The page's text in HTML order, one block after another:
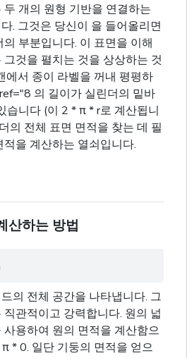
개의 원형 기반을 연결하는
. 그것은 당신이 을 들어올리면
부분입니다. 이 표면을 이해
것을 펼치는 것을 상상하는 것
에서 종이 라벨을 꺼내 평평하
의 길이가 실린더의 밑바
습니다 (이 2 * π * r로 계산됩니
의 전체 표면 면적을 찾는 데 필
을 계산하는 열쇠입니다.
산하는 방법
의 전체 공간을 나타냅니다. 그
관적이고 강력합니다. 원의 넓
용하여 원의 면적을 계산함으
* 0. 일단 기둥의 면적을 얻으